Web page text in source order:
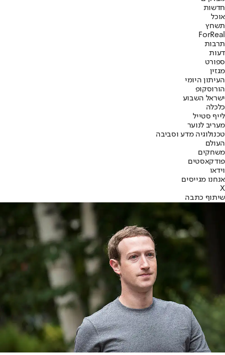
חדשות
אוכל
תשחץ
ForReal
תרבות
דעות
ספורט
מגזין
העיתון היומי
הורוסקופ
ישראל השבוע
כלכלה
לייף סטייל
מעריב לנוער
טכנולוגיה מדע וסביבה
העולם
משחקים
פודקאסטים
וידאו
אנחנו מגייסים
X
שיתוף כתבה